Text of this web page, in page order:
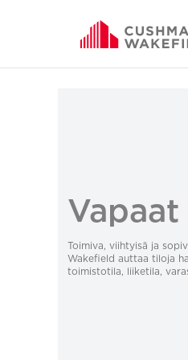
Toimiva, viihtyisä ja
Wakefield auttaa tiloja
toimistotila, liiketila,